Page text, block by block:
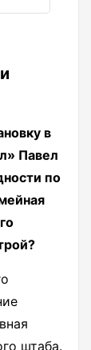
в
Павел
по
штаба.